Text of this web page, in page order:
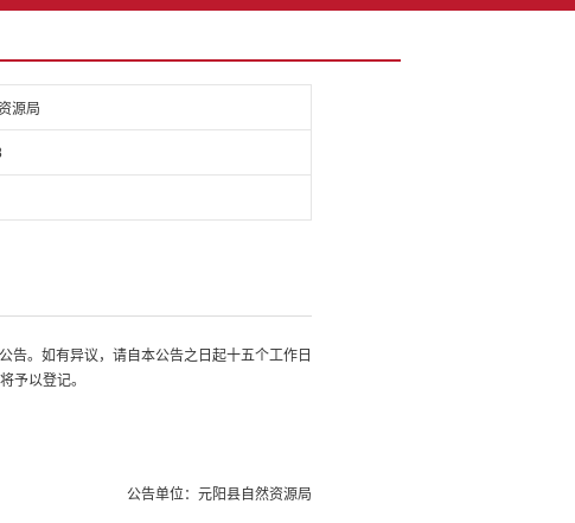
源局
告。如有异议，请自本公告之日起十五个工作日
予以登记。
公告单位：元阳县自然资源局